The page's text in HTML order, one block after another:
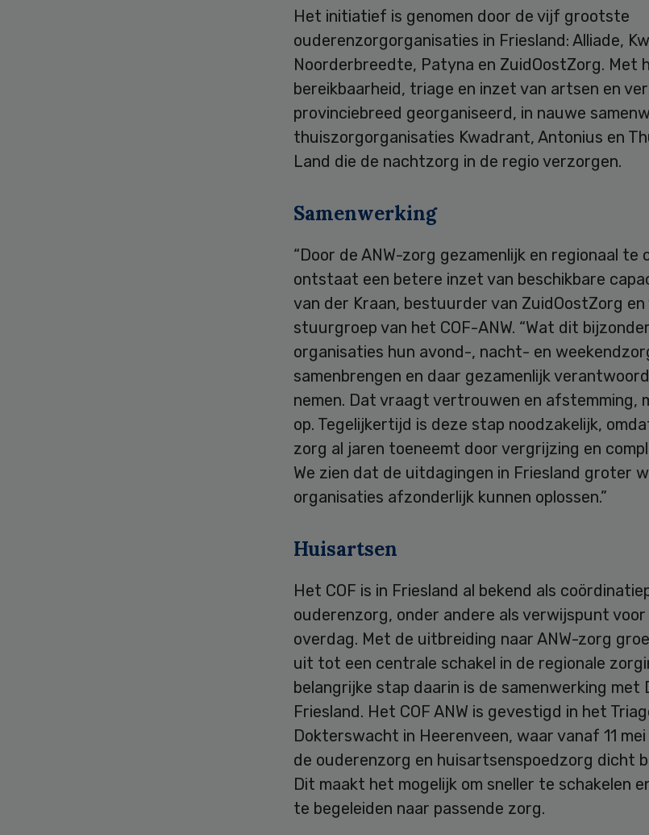
Het initiatief is genomen door de vijf grootste
ouderenzorgorganisaties in Friesland: Alliade,
Noorderbreedte, Patyna en ZuidOostZorg. Met
bereikbaarheid, triage en inzet van artsen en
provinciebreed georganiseerd, in nauwe
thuiszorgorganisaties Kwadrant, Antonius en
Land die de nachtzorg in de regio verzorgen.
Samenwerking
“Door de ANW-zorg gezamenlijk en regionaal te
ontstaat een betere inzet van beschikbare
van der Kraan, bestuurder van ZuidOostZorg
stuurgroep van het COF-ANW. “Wat dit
organisaties hun avond-, nacht- en
samenbrengen en daar gezamenlijk
nemen. Dat vraagt vertrouwen en afstemming,
op. Tegelijkertijd is deze stap noodzakelijk,
zorg al jaren toeneemt door vergrijzing en
We zien dat de uitdagingen in Friesland groter
organisaties afzonderlijk kunnen oplossen.”
Huisartsen
Het COF is in Friesland al bekend als
ouderenzorg, onder andere als verwijspunt
overdag. Met de uitbreiding naar ANW-zorg
uit tot een centrale schakel in de regionale
belangrijke stap daarin is de samenwerking
Friesland. Het COF ANW is gevestigd in het
Dokterswacht in Heerenveen, waar vanaf 11
de ouderenzorg en huisartsenspoedzorg dicht
Dit maakt het mogelijk om sneller te schakelen
te begeleiden naar passende zorg.